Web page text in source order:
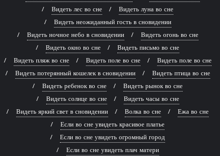
Видеть лес во сне
Видеть луна во сне
Видеть неожиданный гость в сновидении
Видеть ночное небо в сновидении
Видеть огонь во сне
Видеть окно во сне
Видеть письмо во сне
Видеть пляж во сне
Видеть поле во сне
Видеть поле во сне
Видеть потерянный кошелек в сновидении
Видеть птица во сне
Видеть ребенок во сне
Видеть рынок во сне
Видеть солнце во сне
Видеть часы во сне
Видеть яркий свет в сновидении
Волка во сне
Ежа во сне
Если во сне увидеть красивое платье
Если во сне увидеть огромный город
Если во сне увидеть плач матери